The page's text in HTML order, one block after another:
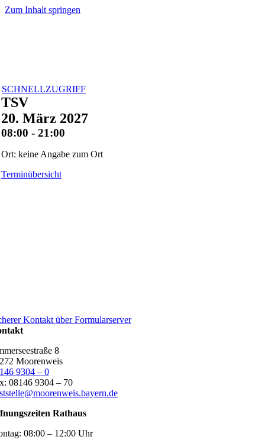
Zum Inhalt springen
SCHNELLZUGRIFF
TSV
20. März 2027
08:00 - 21:00
Ort: keine Angabe zum Ort
Terminübersicht
Kontakt über Formularserver
8
Moorenweis
9304 – 0
08146 9304 – 70
Rathaus
08:00 – 12:00 Uhr